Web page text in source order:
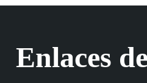
Enlaces